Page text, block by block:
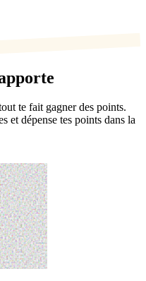
te fait gagner des points.
et dépense tes points dans la